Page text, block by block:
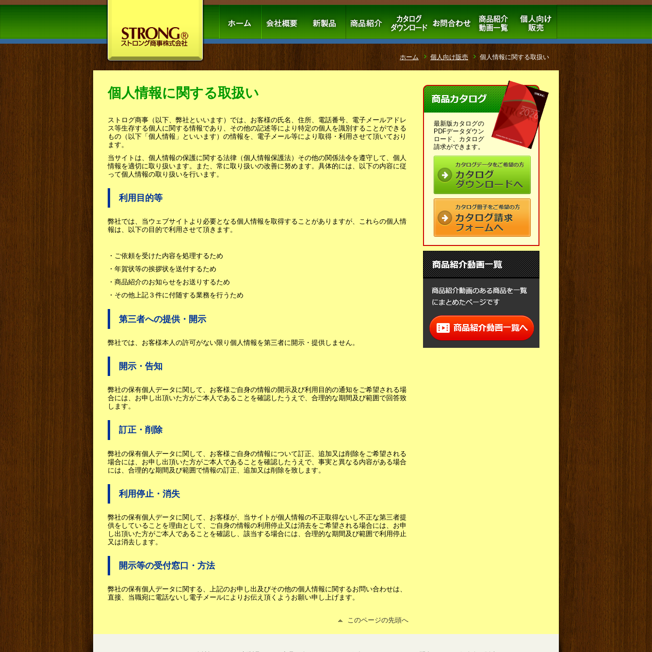
ホーム 個人向け販売 個人情報に関する取扱い
個人情報に関する取扱い
ストログ商事（以下、弊社といいます）では、お客様の氏名、住所、電話番号、電子メールアドレ
ス等生存する個人に関する情報であり、その他の記述等により特定の個人を識別することができる
もの（以下「個人情報」といいます）の情報を、電子メール等により取得・利用させて頂いており
ます。
当サイトは、個人情報の保護に関する法律（個人情報保護法）その他の関係法令を遵守して、個人
情報を適切に取り扱います。また、常に取り扱いの改善に努めます。具体的には、以下の内容に従
って個人情報の取り扱いを行います。
利用目的等
弊社では、当ウェブサイトより必要となる個人情報を取得することがありますが、これらの個人情
報は、以下の目的で利用させて頂きます。
・ご依頼を受けた内容を処理するため
・年賀状等の挨拶状を送付するため
・商品紹介のお知らせをお送りするため
・その他上記３件に付随する業務を行うため
第三者への提供・開示
弊社では、お客様本人の許可がない限り個人情報を第三者に開示・提供しません。
開示・告知
弊社の保有個人データに関して、お客様ご自身の情報の開示及び利用目的の通知をご希望される場
合には、お申し出頂いた方がご本人であることを確認したうえで、合理的な期間及び範囲で回答致
します。
訂正・削除
弊社の保有個人データに関して、お客様ご自身の情報について訂正、追加又は削除をご希望される
場合には、お申し出頂いた方がご本人であることを確認したうえで、事実と異なる内容がある場合
には、合理的な期間及び範囲で情報の訂正、追加又は削除を致します。
利用停止・消失
弊社の保有個人データに関して、お客様が、当サイトが個人情報の不正取得ないし不正な第三者提
供をしていることを理由として、ご自身の情報の利用停止又は消去をご希望される場合には、お申
し出頂いた方がご本人であることを確認し、該当する場合には、合理的な期間及び範囲で利用停止
又は消去します。
開示等の受付窓口・方法
弊社の保有個人データに関する、上記のお申し出及びその他の個人情報に関するお問い合わせは、
直接、当職宛に電話ないし電子メールによりお伝え頂くようお願い申し上げます。
このページの先頭へ
最新版カタログの
PDFデータダウン
ロード、カタログ
請求ができます。